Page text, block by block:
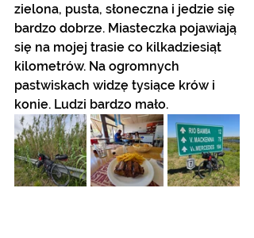
zielona, pusta, słoneczna i jedzie się
bardzo dobrze. Miasteczka pojawiają
się na mojej trasie co kilkadziesiąt
kilometrów. Na ogromnych
pastwiskach widzę tysiące krów i
konie. Ludzi bardzo mało.